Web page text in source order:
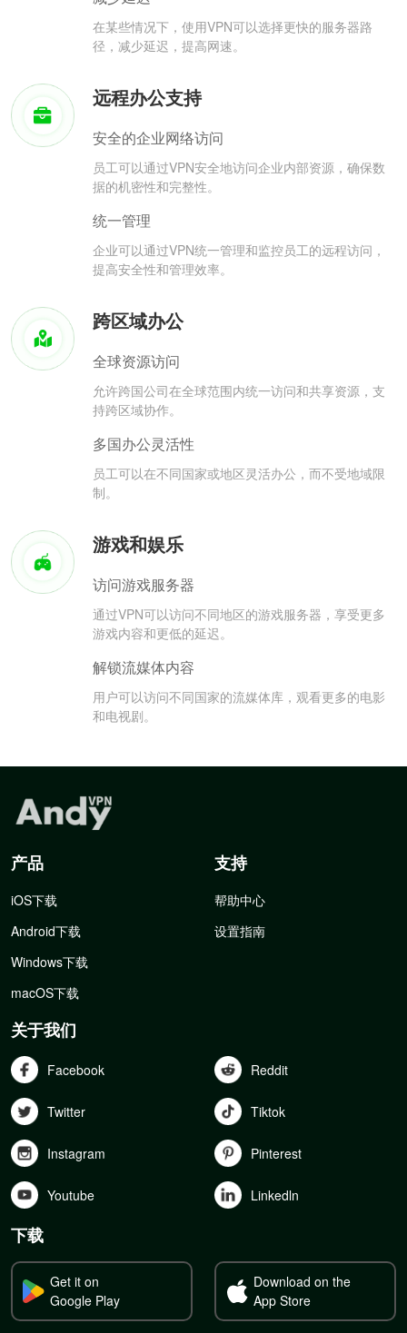
在某些情况下，使用VPN可以选择更快的服务器路
径，减少延迟，提高网速。
远程办公支持
安全的企业网络访问
员工可以通过VPN安全地访问企业内部资源，确保数
据的机密性和完整性。
统一管理
企业可以通过VPN统一管理和监控员工的远程访问，
提高安全性和管理效率。
跨区域办公
全球资源访问
允许跨国公司在全球范围内统一访问和共享资源，支
持跨区域协作。
多国办公灵活性
员工可以在不同国家或地区灵活办公，而不受地域限
制。
游戏和娱乐
访问游戏服务器
通过VPN可以访问不同地区的游戏服务器，享受更多
游戏内容和更低的延迟。
解锁流媒体内容
用户可以访问不同国家的流媒体库，观看更多的电影
和电视剧。
产品
iOS下载
Android下载
Windows下载
macOS下载
支持
帮助中心
设置指南
关于我们
Facebook Reddit
Twitter Tiktok
Instagram Pinterest
Youtube Linkedln
下载
Get it on
Google Play
Download on the
App Store